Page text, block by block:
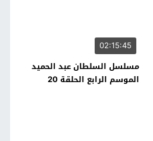
02:15:45
مسلسل السلطان عبد الحميد
الموسم الرابع الحلقة 20